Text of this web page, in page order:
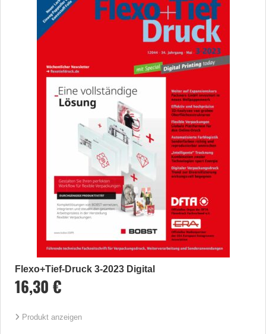
Flexo+Tief-Druck 3-2023 Digital
16,30 €
Produkt anzeigen